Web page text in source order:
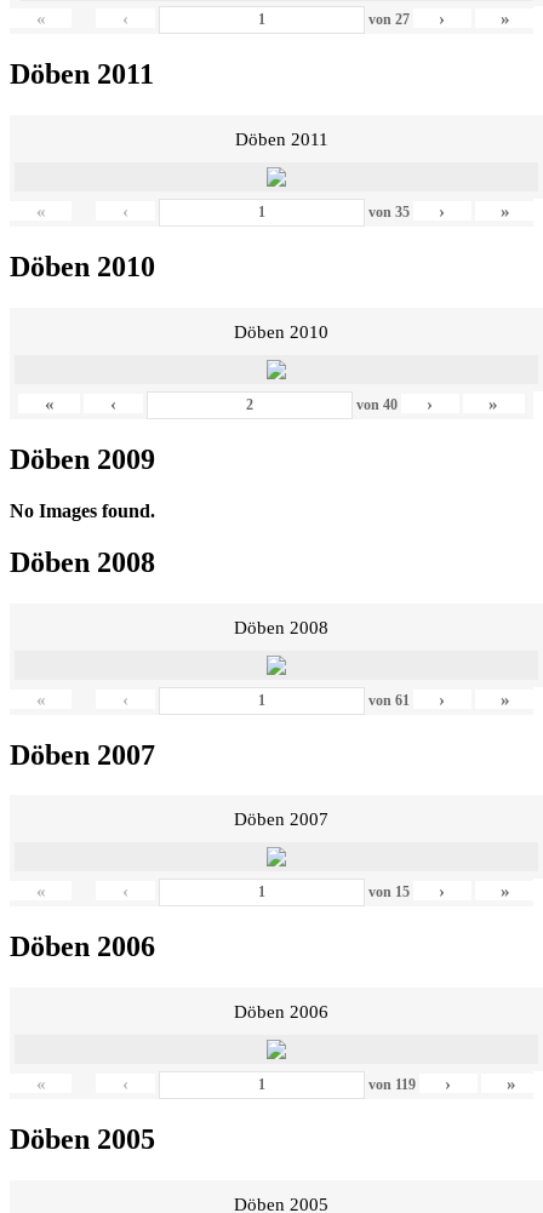
« ‹ von 27 › »
Döben 2011
Döben 2011
« ‹ von 35 › »
Döben 2010
Döben 2010
« ‹ von 40 › »
Döben 2009
No Images found.
Döben 2008
Döben 2008
« ‹ von 61 › »
Döben 2007
Döben 2007
« ‹ von 15 › »
Döben 2006
Döben 2006
« ‹ von 119 › »
Döben 2005
Döben 2005